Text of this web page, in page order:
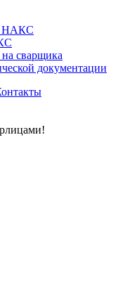
НАКС
сварщика
документации